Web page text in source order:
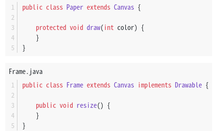
public class Paper extends Canvas {
protected void draw(int color) {
    }
}
Frame.java
public class Frame extends Canvas implements Drawable {
public void resize() {
    }
}